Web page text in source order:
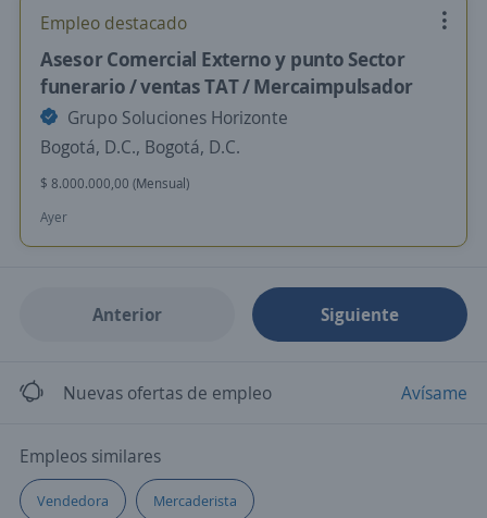
Empleo destacado
Asesor Comercial Externo y punto Sector
funerario / ventas TAT / Mercaimpulsador
Grupo Soluciones Horizonte
Bogotá, D.C., Bogotá, D.C.
$ 8.000.000,00 (Mensual)
Ayer
Anterior Siguiente
Nuevas ofertas de empleo Avísame
Empleos similares
Vendedora Mercaderista